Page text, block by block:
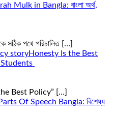
Mulk in Bangla: বাংলা অর্থ,
সঠিক পথে পরিচালিত […]
Honesty Is the Best
Best Policy” […]
Parts Of Speech Bangla: বিশেষ্য